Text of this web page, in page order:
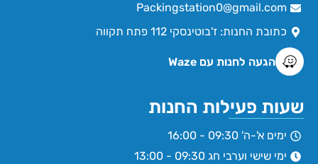
Packingstation0@gmail.com
כתובת החנות: ז'בוטינסקי 112 פתח תקווה
הגעה לחנות עם Waze
שעות פעילות החנות
ימים א'-ה' 09:30 - 16:00
ימי שישי וערבי חג 09:30 - 13:00